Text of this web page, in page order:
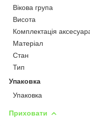
Вікова група
Висота
Комплектація
Матеріал
Стан
Тип
Упаковка
Упаковка
Приховати